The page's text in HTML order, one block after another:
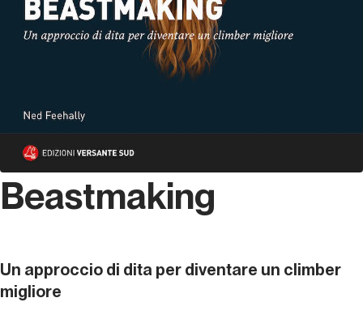
Beastmaking
Un approccio di dita per diventare un climber
migliore